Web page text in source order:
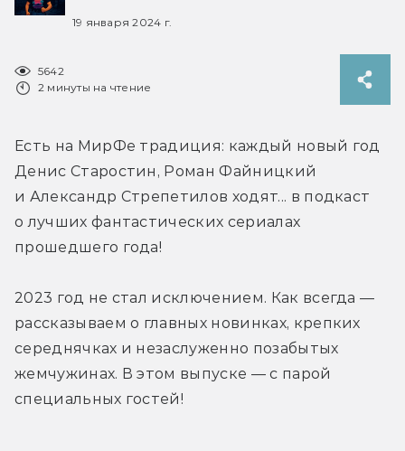
19 января 2024 г.
5642
2 минуты на чтение
Есть на МирФе традиция: каждый новый год
Денис Старостин, Роман Файницкий
и Александр Стрепетилов ходят... в подкаст
о лучших фантастических сериалах
прошедшего года!
2023 год не стал исключением. Как всегда —
рассказываем о главных новинках, крепких
середнячках и незаслуженно позабытых
жемчужинах. В этом выпуске — с парой
специальных гостей!